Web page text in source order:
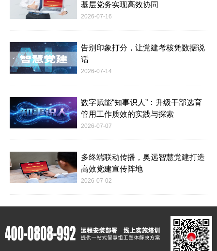
基层党务实现高效协同
2026-07-16
告别印象打分，让党建考核凭数据说
话
2026-07-14
数字赋能“知事识人”：升级干部选育
管用工作质效的实践与探索
2026-07-07
多终端联动传播，奥远智慧党建打造
高效党建宣传阵地
2026-07-02